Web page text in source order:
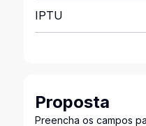
IPTU
Proposta
Preencha os campos